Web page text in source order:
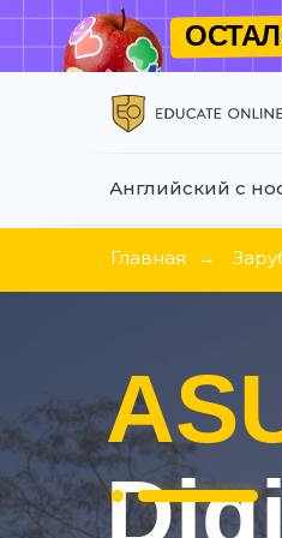
Английский с
Главная →